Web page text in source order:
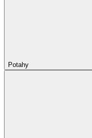
Potahy